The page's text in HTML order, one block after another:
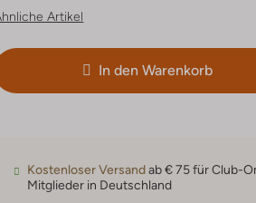
Artikel
In den Warenkorb
Kostenloser Versandab € 75 für Club-
Mitglieder in Deutschland